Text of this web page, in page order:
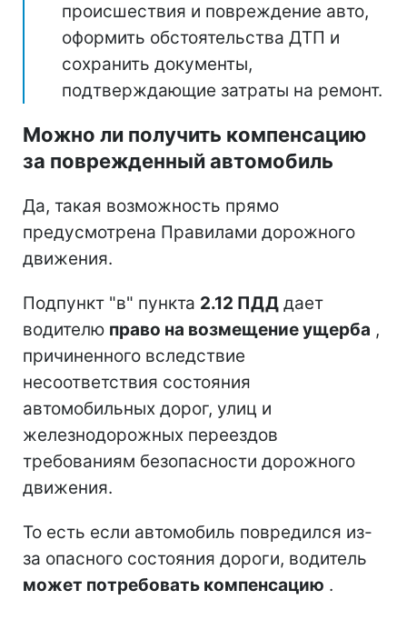
происшествия и повреждение авто,
оформить обстоятельства ДТП и
сохранить документы,
подтверждающие затраты на ремонт.
Можно ли получить компенсацию
за поврежденный автомобиль
Да, такая возможность прямо
предусмотрена Правилами дорожного
движения.
Подпункт "в" пункта 2.12 ПДД дает
водителю право на возмещение ущерба ,
причиненного вследствие
несоответствия состояния
автомобильных дорог, улиц и
железнодорожных переездов
требованиям безопасности дорожного
движения.
То есть если автомобиль повредился из-
за опасного состояния дороги, водитель
может потребовать компенсацию .